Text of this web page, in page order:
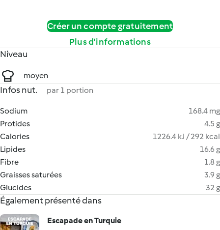
Créer un compte gratuitement
Plus d’informations
Niveau
moyen
Infos nut. par 1 portion
Sodium
168.4 mg
Protides
4.5 g
Calories
1226.4 kJ / 292 kcal
Lipides
16.6 g
Fibre
1.8 g
Graisses saturées
3.9 g
Glucides
32 g
Également présenté dans
Escapade en Turquie